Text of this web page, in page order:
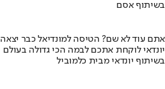
בשיתוף אסם
אתם עוד לא שם? הטיסה למונדיאל כבר יצאה
יונדאי לוקחת אתכם לבמה הכי גדולה בעולם
בשיתוף יונדאי מבית כלמוביל